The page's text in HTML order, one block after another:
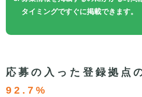
タイミングですぐに掲載できます。
応募の入った登録拠点
92.7%